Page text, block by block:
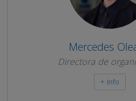
Mercedes
Directora de
+ Info